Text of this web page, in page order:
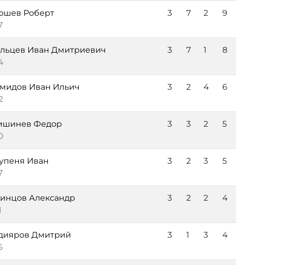
Роберт
3 7 2 9
Иван Дмитриевич
3 7 1 8
Иван Ильич
3 2 4 6
Федор
3 3 2 5
Иван
3 2 3 5
Александр
3 2 2 4
Дмитрий
3 1 3 4